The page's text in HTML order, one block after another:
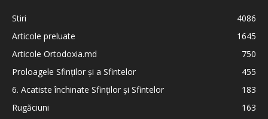
Stiri
4086
Articole preluate
1645
Articole Ortodoxia.md
750
Proloagele Sfinților și a Sfintelor
455
6. Acatiste închinate Sfinților și Sfintelor
183
Rugăciuni
163